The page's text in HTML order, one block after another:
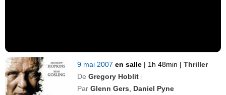
9 mai 2007en salle | 1h 48min | Thriller
De Gregory Hoblit |
Par Glenn Gers
Daniel Pyne